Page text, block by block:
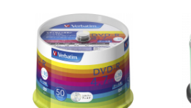
非該当（包装・物流を必要とする業務を
<L1> 環境負荷ができるだけ小さい包装・